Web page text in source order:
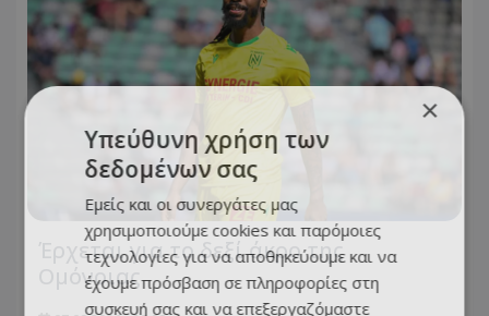
Έρχεται για το δεξί άκρο της
Ομόνοιας
×
Υπεύθυνη χρήση των
δεδομένων σας
Εμείς και οι συνεργάτες μας
χρησιμοποιούμε cookies και παρόμοιες
τεχνολογίες για να αποθηκεύουμε και να
έχουμε πρόσβαση σε πληροφορίες στη
συσκευή σας και να επεξεργαζόμαστε